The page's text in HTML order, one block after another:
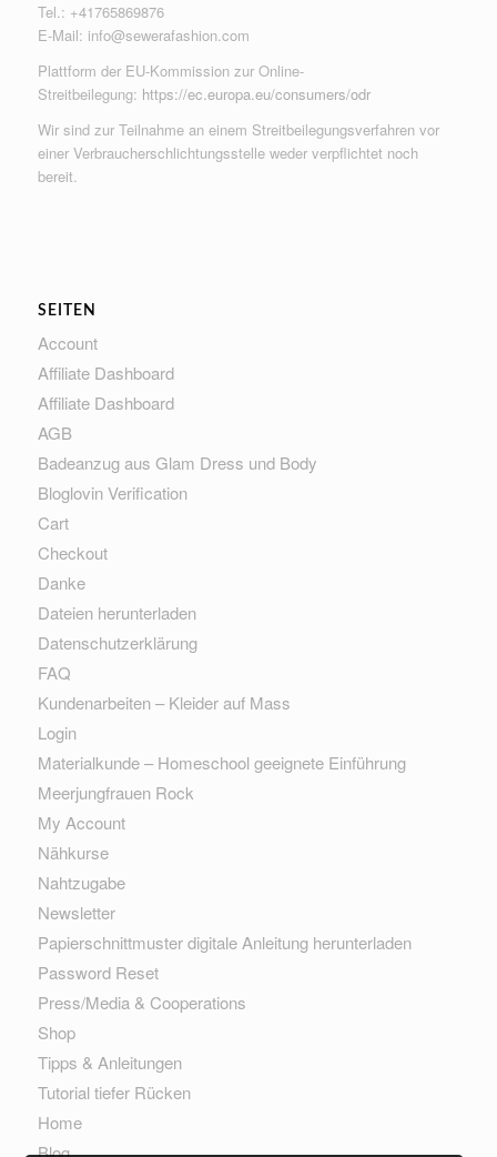
Tel.: +41765869876
E-Mail: info@sewerafashion.com
Plattform der EU-Kommission zur Online-
Streitbeilegung: https://ec.europa.eu/consumers/odr
Wir sind zur Teilnahme an einem Streitbeilegungsverfahren vor
einer Verbraucherschlichtungsstelle weder verpflichtet noch
bereit.
SEITEN
Account
Affiliate Dashboard
Affiliate Dashboard
AGB
Badeanzug aus Glam Dress und Body
Bloglovin Verification
Cart
Checkout
Danke
Dateien herunterladen
Datenschutzerklärung
FAQ
Kundenarbeiten – Kleider auf Mass
Login
Materialkunde – Homeschool geeignete Einführung
Meerjungfrauen Rock
My Account
Nähkurse
Nahtzugabe
Newsletter
Papierschnittmuster digitale Anleitung herunterladen
Password Reset
Press/Media & Cooperations
Shop
Tipps & Anleitungen
Tutorial tiefer Rücken
Home
Blog